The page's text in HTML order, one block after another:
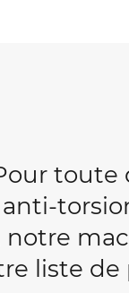
toute
notre
liste de